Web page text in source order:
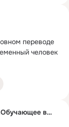
переводе
человек
НОГТИмания.Материалы для ногтей.Обучающее видео.